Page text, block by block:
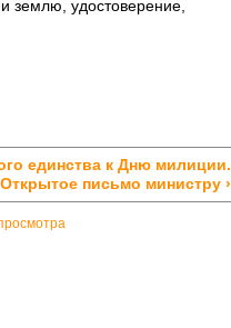
землю, удостоверение,
единства к Дню милиции.
Открытое письмо министру ›